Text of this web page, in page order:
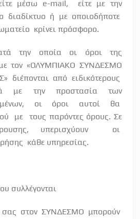
μέσω e-mail,
είτε με την
διαδίκτυο ή με οποιοδήποτε
κρίνει πρόσφορο.
την οποία οι όροι της
τον «ΟΛΥΜΠΙΑΚΟ ΣΥΝΔΕΣΜΟ
διέπονται από ειδικότερους
με την προστασία
των
οι όροι αυτοί
θα
με
τους παρόντες όρους. Σε
υπερισχύουν
οι
κάθε υπηρεσίας.
συλλέγονται
σας στον ΣΥΝΔΕΣΜΟ μπορούν